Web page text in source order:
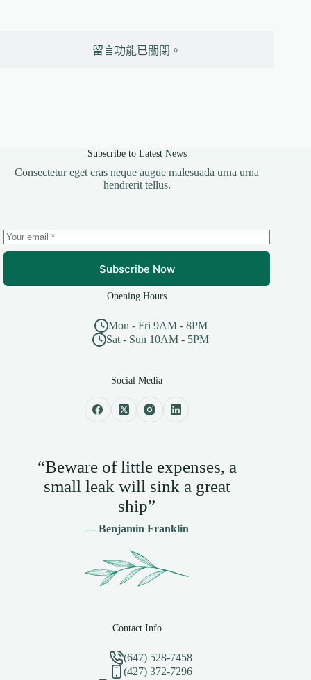
留言功能已關閉。
Subscribe to Latest News
Consectetur eget cras neque augue malesuada urna urna
hendrerit tellus.
Subscribe Now
Opening Hours
Mon - Fri 9AM - 8PM
Sat - Sun 10AM - 5PM
Social Media
“Beware of little expenses, a
small leak will sink a great
ship”
— Benjamin Franklin
Contact Info
(647) 528-7458
(427) 372-7296